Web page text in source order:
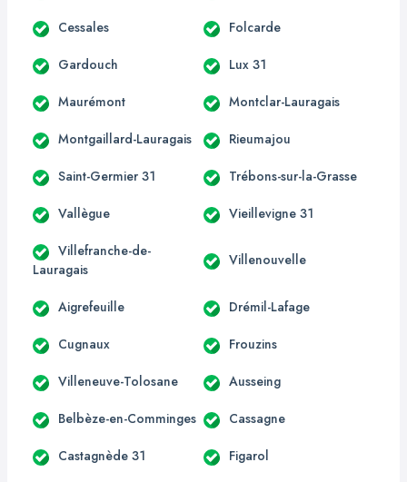
Cessales Folcarde
Gardouch Lux 31
Maurémont Montclar-Lauragais
Montgaillard-Lauragais Rieumajou
Saint-Germier 31 Trébons-sur-la-Grasse
Vallègue Vieillevigne 31
Villefranche-de-
Lauragais
Villenouvelle
Aigrefeuille Drémil-Lafage
Cugnaux Frouzins
Villeneuve-Tolosane Ausseing
Belbèze-en-Comminges Cassagne
Castagnède 31 Figarol